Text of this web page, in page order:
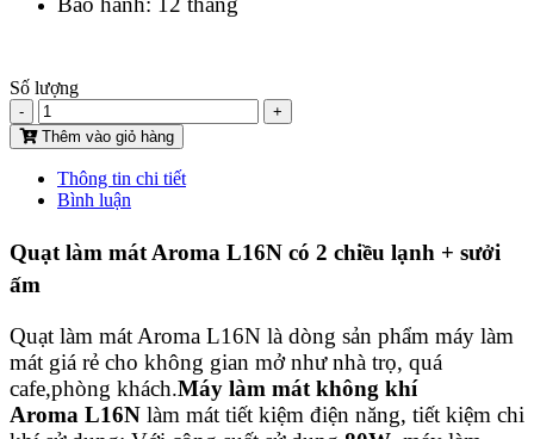
Số lượng
-
+
Thêm vào giỏ hàng
Thông tin chi tiết
Bình luận
Quạt làm mát Aroma L16N có 2 chiều lạnh + sưởi
ấm
Quạt làm mát Aroma L16N là dòng sản phẩm máy làm
mát giá rẻ cho không gian mở như nhà trọ, quá
cafe,phòng khách.Máy làm mát không khí
Aroma L16N làm mát tiết kiệm điện năng, tiết kiệm chi